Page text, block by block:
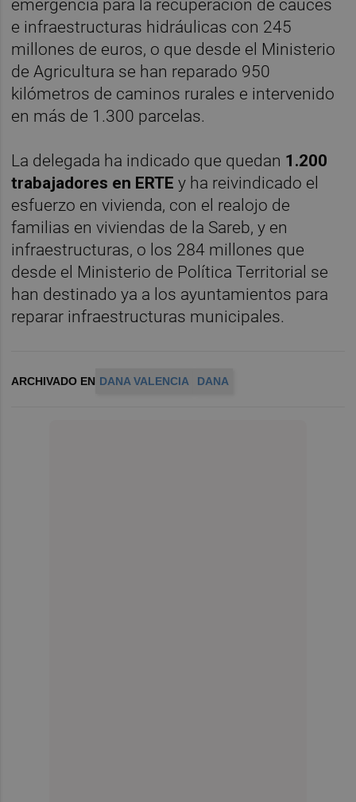
emergencia para la recuperación de cauces
e infraestructuras hidráulicas con 245
millones de euros, o que desde el Ministerio
de Agricultura se han reparado 950
kilómetros de caminos rurales e intervenido
en más de 1.300 parcelas.
La delegada ha indicado que quedan 1.200
trabajadores en ERTE y ha reivindicado el
esfuerzo en vivienda, con el realojo de
familias en viviendas de la Sareb, y en
infraestructuras, o los 284 millones que
desde el Ministerio de Política Territorial se
han destinado ya a los ayuntamientos para
reparar infraestructuras municipales.
ARCHIVADO EN DANA VALENCIA DANA